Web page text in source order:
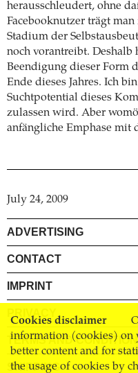
Cookies disclaimer
information (cookies) on
better content and for
the usage of cookies by
herausschleudert, ohne
Facebooknutzer trägt
Stadium der
noch vorantreibt.
Beendigung dieser Form
Ende dieses Jahres. Ich
Suchtpotential dieses
zulassen wird. Aber
anfängliche Emphase mit
July 24, 2009
ADVERTISING
CONTACT
IMPRINT
PRIVACY
TERMS AND
SHIPPING